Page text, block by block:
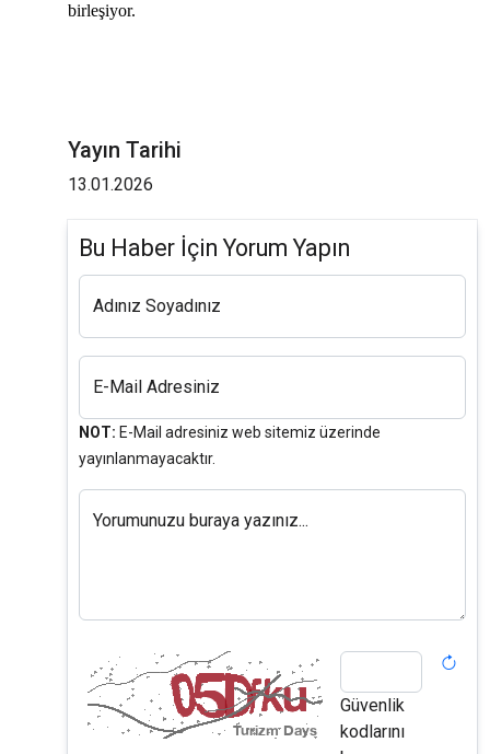
birleşiyor.
Yayın Tarihi
13.01.2026
Bu Haber İçin Yorum Yapın
Adınız Soyadınız
E-Mail Adresiniz
NOT: E-Mail adresiniz web sitemiz üzerinde
yayınlanmayacaktır.
Yorumunuzu buraya yazınız...
Güvenlik
kodlarını